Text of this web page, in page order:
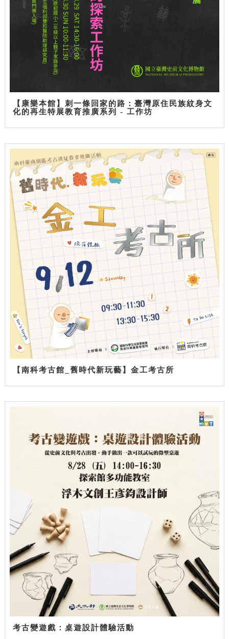
【康樂本館】刺一條回家的路：臺灣原住民族紋身文
化的再生特展教育推廣系列 - 工作坊
【南科考古館_舊時代新玩藝】金工考古所
考古變遊戲：桌遊設計體驗活動